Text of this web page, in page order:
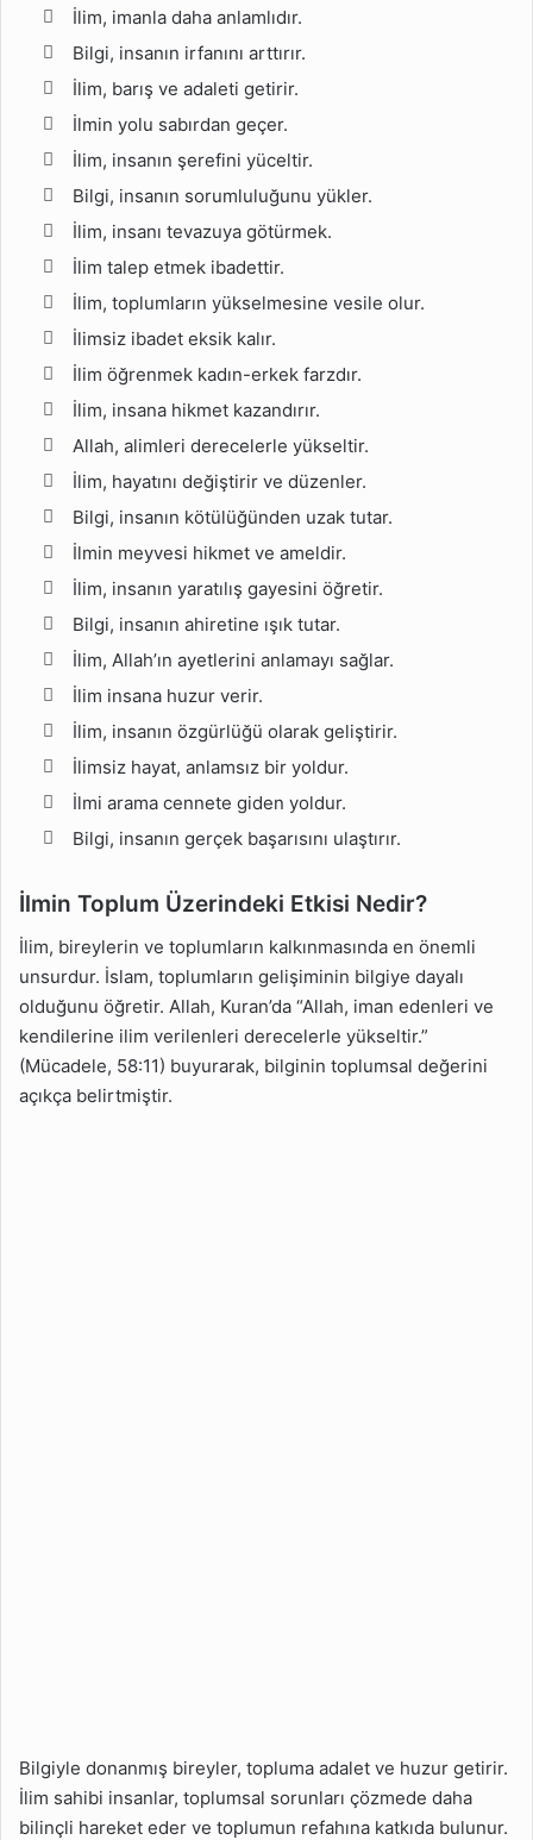
İlim, imanla daha anlamlıdır.
Bilgi, insanın irfanını arttırır.
İlim, barış ve adaleti getirir.
İlmin yolu sabırdan geçer.
İlim, insanın şerefini yüceltir.
Bilgi, insanın sorumluluğunu yükler.
İlim, insanı tevazuya götürmek.
İlim talep etmek ibadettir.
İlim, toplumların yükselmesine vesile olur.
İlimsiz ibadet eksik kalır.
İlim öğrenmek kadın-erkek farzdır.
İlim, insana hikmet kazandırır.
Allah, alimleri derecelerle yükseltir.
İlim, hayatını değiştirir ve düzenler.
Bilgi, insanın kötülüğünden uzak tutar.
İlmin meyvesi hikmet ve ameldir.
İlim, insanın yaratılış gayesini öğretir.
Bilgi, insanın ahiretine ışık tutar.
İlim, Allah’ın ayetlerini anlamayı sağlar.
İlim insana huzur verir.
İlim, insanın özgürlüğü olarak geliştirir.
İlimsiz hayat, anlamsız bir yoldur.
İlmi arama cennete giden yoldur.
Bilgi, insanın gerçek başarısını ulaştırır.
İlmin Toplum Üzerindeki Etkisi Nedir?
İlim, bireylerin ve toplumların kalkınmasında en önemli
unsurdur. İslam, toplumların gelişiminin bilgiye dayalı
olduğunu öğretir. Allah, Kuran’da “Allah, iman edenleri ve
kendilerine ilim verilenleri derecelerle yükseltir.”
(Mücadele, 58:11) buyurarak, bilginin toplumsal değerini
açıkça belirtmiştir.
Bilgiyle donanmış bireyler, topluma adalet ve huzur getirir.
İlim sahibi insanlar, toplumsal sorunları çözmede daha
bilinçli hareket eder ve toplumun refahına katkıda bulunur.